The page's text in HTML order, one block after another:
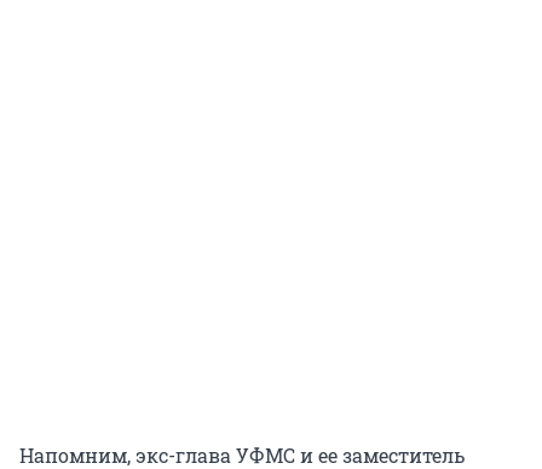
Напомним, экс-глава УФМС и ее заместитель